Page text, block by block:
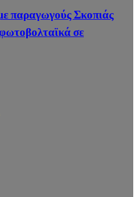
παραγωγούς Σκοπιάς
σε